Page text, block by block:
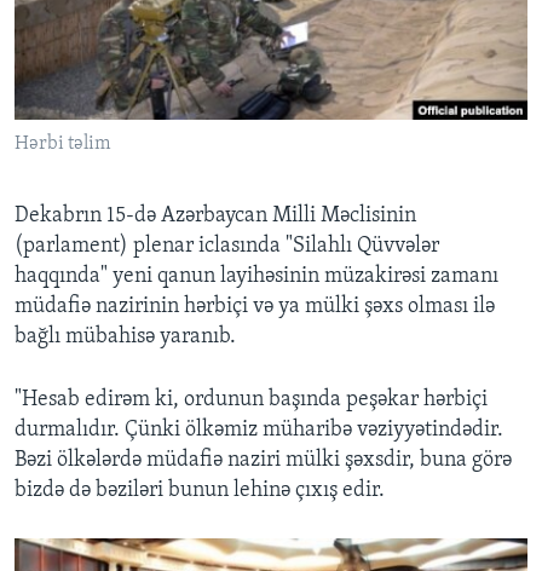
BIZI IZLƏYIN
Hərbi təlim
Dekabrın 15-də Azərbaycan Milli Məclisinin
(parlament) plenar iclasında "Silahlı Qüvvələr
haqqında" yeni qanun layihəsinin müzakirəsi zamanı
müdafiə nazirinin hərbiçi və ya mülki şəxs olması ilə
bağlı mübahisə yaranıb.
"Hesab edirəm ki, ordunun başında peşəkar hərbiçi
durmalıdır. Çünki ölkəmiz müharibə vəziyyətindədir.
Bəzi ölkələrdə müdafiə naziri mülki şəxsdir, buna görə
bizdə də bəziləri bunun lehinə çıxış edir.